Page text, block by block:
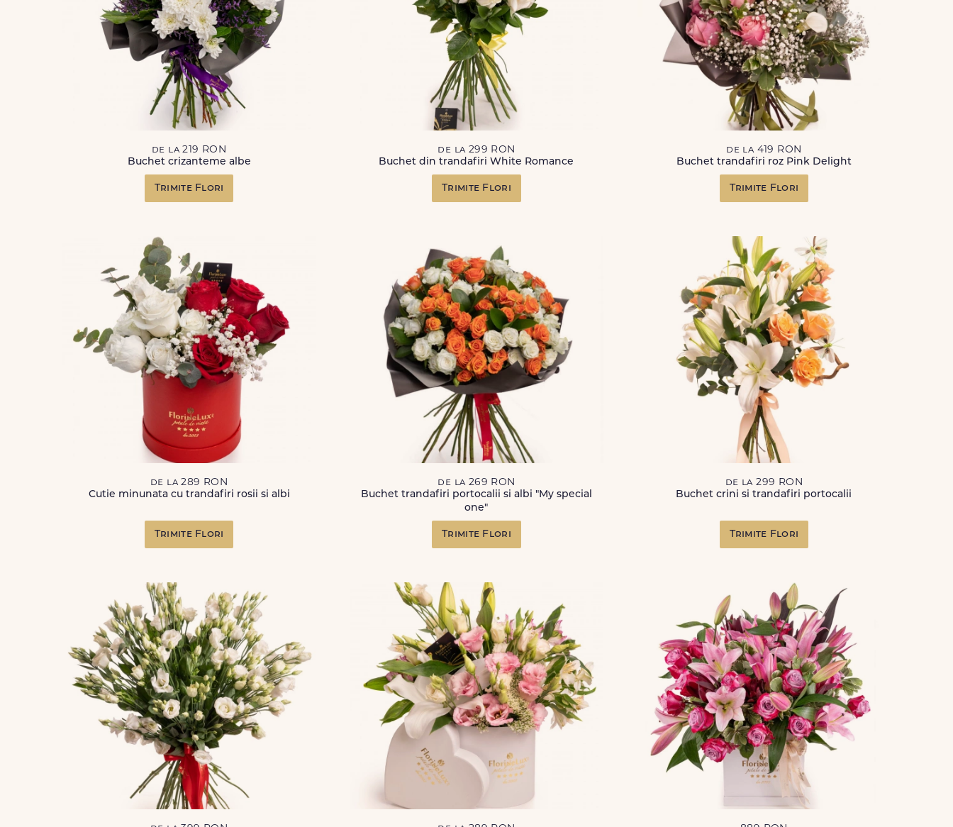
de la 219 RON
Buchet crizanteme albe
Trimite Flori
de la 299 RON
Buchet din trandafiri White Romance
Trimite Flori
de la 419 RON
Buchet trandafiri roz Pink Delight
Trimite Flori
de la 289 RON
Cutie minunata cu trandafiri rosii si albi
Trimite Flori
de la 269 RON
Buchet trandafiri portocalii si albi "My special
one"
Trimite Flori
de la 299 RON
Buchet crini si trandafiri portocalii
Trimite Flori